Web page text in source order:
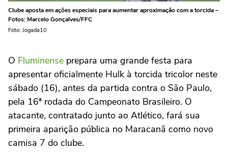
Clube aposta em ações especiais para aumentar aproximação com a torcida –
Fotos: Marcelo Gonçalves/FFC
Foto: Jogada10
O Fluminense prepara uma grande festa para
apresentar oficialmente Hulk à torcida tricolor neste
sábado (16), antes da partida contra o São Paulo,
pela 16ª rodada do Campeonato Brasileiro. O
atacante, contratado junto ao Atlético, fará sua
primeira aparição pública no Maracanã como novo
camisa 7 do clube.